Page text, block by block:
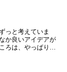
っと考えていま
か良いアイデアが
ろは、やっぱりオ